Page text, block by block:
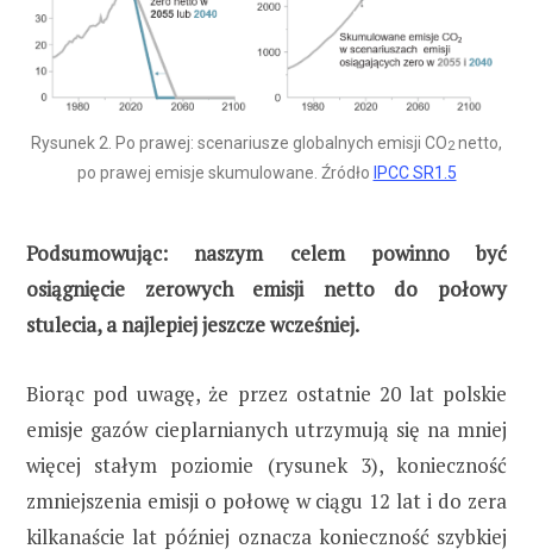
Rysunek 2. Po prawej: scenariusze globalnych emisji CO2 netto,
po prawej emisje skumulowane. Źródło IPCC SR1.5
Podsumowując: naszym celem powinno być
osiągnięcie zerowych emisji netto do połowy
stulecia, a najlepiej jeszcze wcześniej.
Biorąc pod uwagę, że przez ostatnie 20 lat polskie
emisje gazów cieplarnianych utrzymują się na mniej
więcej stałym poziomie (rysunek 3), konieczność
zmniejszenia emisji o połowę w ciągu 12 lat i do zera
kilkanaście lat później oznacza konieczność szybkiej